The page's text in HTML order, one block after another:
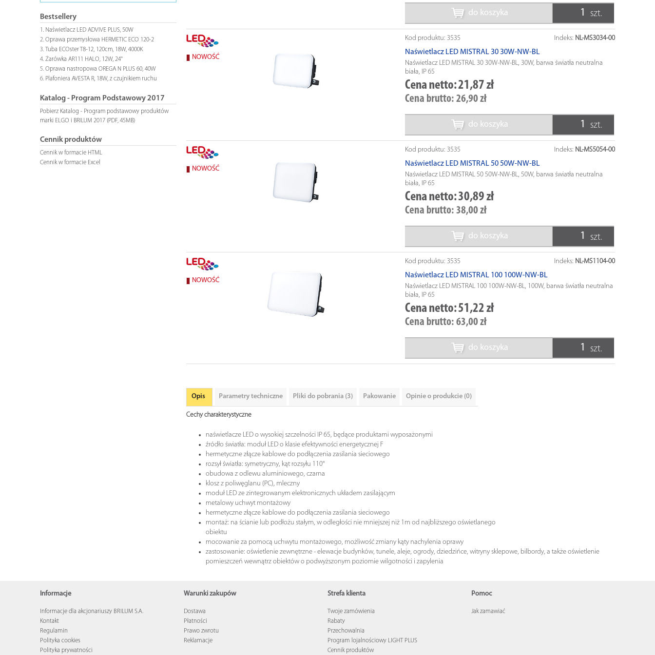
Bestsellery
Naświetlacz LED ADVIVE PLUS, 50W
Oprawa przemysłowa HERMETIC ECO 120-2
Tuba ECOster T8-12, 120cm, 18W, 4000K
Żarówka AR111 HALO, 12W, 24°
Oprawa nastropowa OREGA N PLUS 60, 40W
Plafoniera AVESTA R, 18W, z czujnikiem ruchu
Katalog - Program Podstawowy 2017
Pobierz Katalog - Program podstawowy produktów
marki ELGO i BRILUM 2017 (PDF, 45MB)
Cennik produktów
Cennik w formacie HTML
Cennik w formacie Excel
do koszyka szt.
NOWOŚĆ
Indeks: NL-MS3034-00
Kod produktu:3535
Naświetlacz LED MISTRAL 30 30W-NW-BL
Naświetlacz LED MISTRAL 30 30W-NW-BL, 30W, barwa światła neutralna
biała, IP 65
Cena netto:21,87 zł
Cena brutto: 26,90 zł
do koszyka szt.
NOWOŚĆ
Indeks: NL-MS5054-00
Kod produktu:3535
Naświetlacz LED MISTRAL 50 50W-NW-BL
Naświetlacz LED MISTRAL 50 50W-NW-BL, 50W, barwa światła neutralna
biała, IP 65
Cena netto:30,89 zł
Cena brutto: 38,00 zł
do koszyka szt.
NOWOŚĆ
Indeks: NL-MS1104-00
Kod produktu:3535
Naświetlacz LED MISTRAL 100 100W-NW-BL
Naświetlacz LED MISTRAL 100 100W-NW-BL, 100W, barwa światła neutralna
biała, IP 65
Cena netto:51,22 zł
Cena brutto: 63,00 zł
do koszyka szt.
Opis Parametry techniczne Pliki do pobrania (3) Pakowanie Opinie o produkcie (0)
Cechy charakterystyczne
naświetlacze LED o wysokiej szczelności IP 65, będące produktami wyposażonymi
źródło światła: moduł LED o klasie efektywności energetycznej F
hermetyczne złącze kablowe do podłączenia zasilania sieciowego
rozsył światła: symetryczny, kąt rozsyłu 110°
obudowa z odlewu aluminiowego, czarna
klosz z poliwęglanu (PC), mleczny
moduł LED ze zintegrowanym elektronicznych układem zasilającym
metalowy uchwyt montażowy
hermetyczne złącze kablowe do podłączenia zasilania sieciowego
montaż: na ścianie lub podłożu stałym, w odległości nie mniejszej niż 1m od najbliższego oświetlanego
obiektu
mocowanie za pomocą uchwytu montażowego, możliwość zmiany kąty nachylenia oprawy
zastosowanie: oświetlenie zewnętrzne - elewacje budynków, tunele, aleje, ogrody, dziedzińce, witryny sklepowe, bilbordy, a także oświetlenie
pomieszczeń wewnątrz obiektów o podwyższonym poziomie wilgotności i zapylenia
Informacje
Informacje dla akcjonariuszy BRILUM S.A.
Kontakt
Regulamin
Polityka cookies
Polityka prywatności
Warunki zakupów
Dostawa
Płatności
Prawo zwrotu
Reklamacje
Strefa klienta
Twoje zamówienia
Rabaty
Przechowalnia
Program lojalnościowy LIGHT PLUS
Cennik produktów
Pomoc
Jak zamawiać